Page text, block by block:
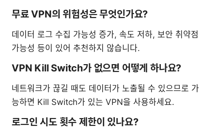
무료 VPN의 위험성은 무엇인가요?
데이터 로그 수집 가능성 증가, 속도 저하, 보안 취약점
가능성 등이 있어 추천하지 않습니다.
VPN Kill Switch가 없으면 어떻게 하나요?
네트워크가 끊길 때도 데이터가 노출될 수 있으므로 가
능하면 Kill Switch가 있는 VPN을 사용하세요.
로그인 시도 횟수 제한이 있나요?